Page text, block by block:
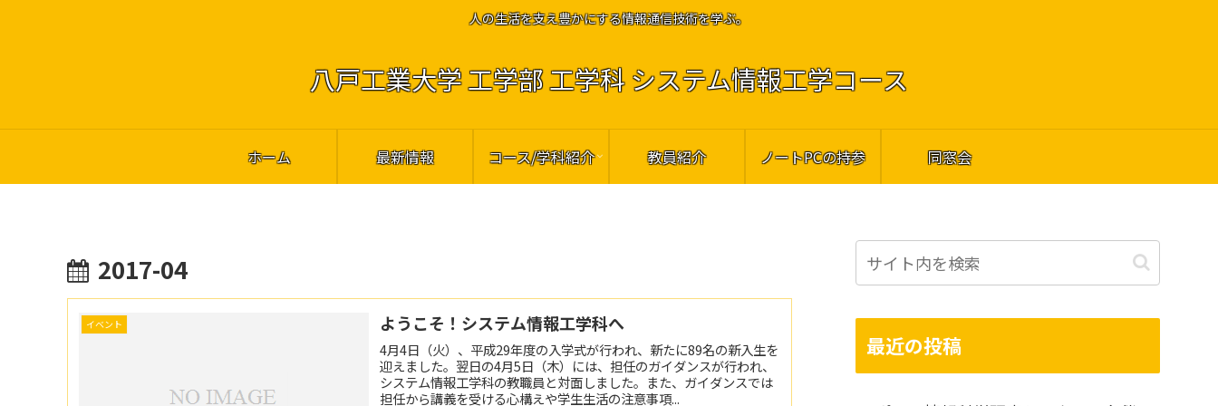
人の生活を支え豊かにする情報通信技術を学ぶ。
八戸工業大学 工学部 工学科 システム情報工学コース
ホーム 最新情報 コース/学科紹介 教員紹介 ノートPCの持参 同窓会
2017-04
イベント ようこそ！システム情報工学科へ
4月4日（火）、平成29年度の入学式が行われ、新たに89名の新入生を
迎えました。翌日の4月5日（木）には、担任のガイダンスが行われ、
システム情報工学科の教職員と対面しました。また、ガイダンスでは
担任から講義を受ける心構えや学生生活の注意事項...
最近の投稿